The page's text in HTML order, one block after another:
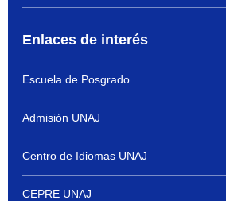
Enlaces de interés
Escuela de Posgrado
Admisión UNAJ
Centro de Idiomas UNAJ
CEPRE UNAJ